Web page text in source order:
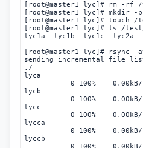
[root@master1 lyc]# rm -rf
[root@master1 lyc]# mkdir
[root@master1 lyc]# touch
[root@master1 lyc]# ls /
lyc1a  lyc1b  lyc1c  lyc2a
[root@master1 lyc]# rsync
sending incremental file
./
lyca
0 100%    0.00kB/s
lycb
0 100%    0.00kB/s
lycc
0 100%    0.00kB/s
lycca
0 100%    0.00kB/s
lyccb